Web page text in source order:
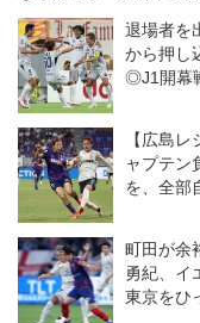
INAC神戸を下す◎WEリ
ラシエカップ
退場者を
から押し
◎J1開幕
【広島
ャプテン
を、全部
町田が余
勇紀、イ
東京をひ